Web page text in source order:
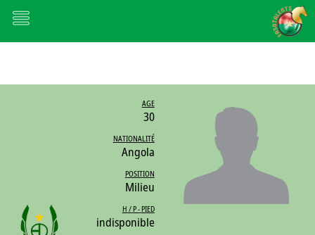
AGE
30
NATIONALITÉ
Angola
POSITION
Milieu
H / P - PIED
indisponible